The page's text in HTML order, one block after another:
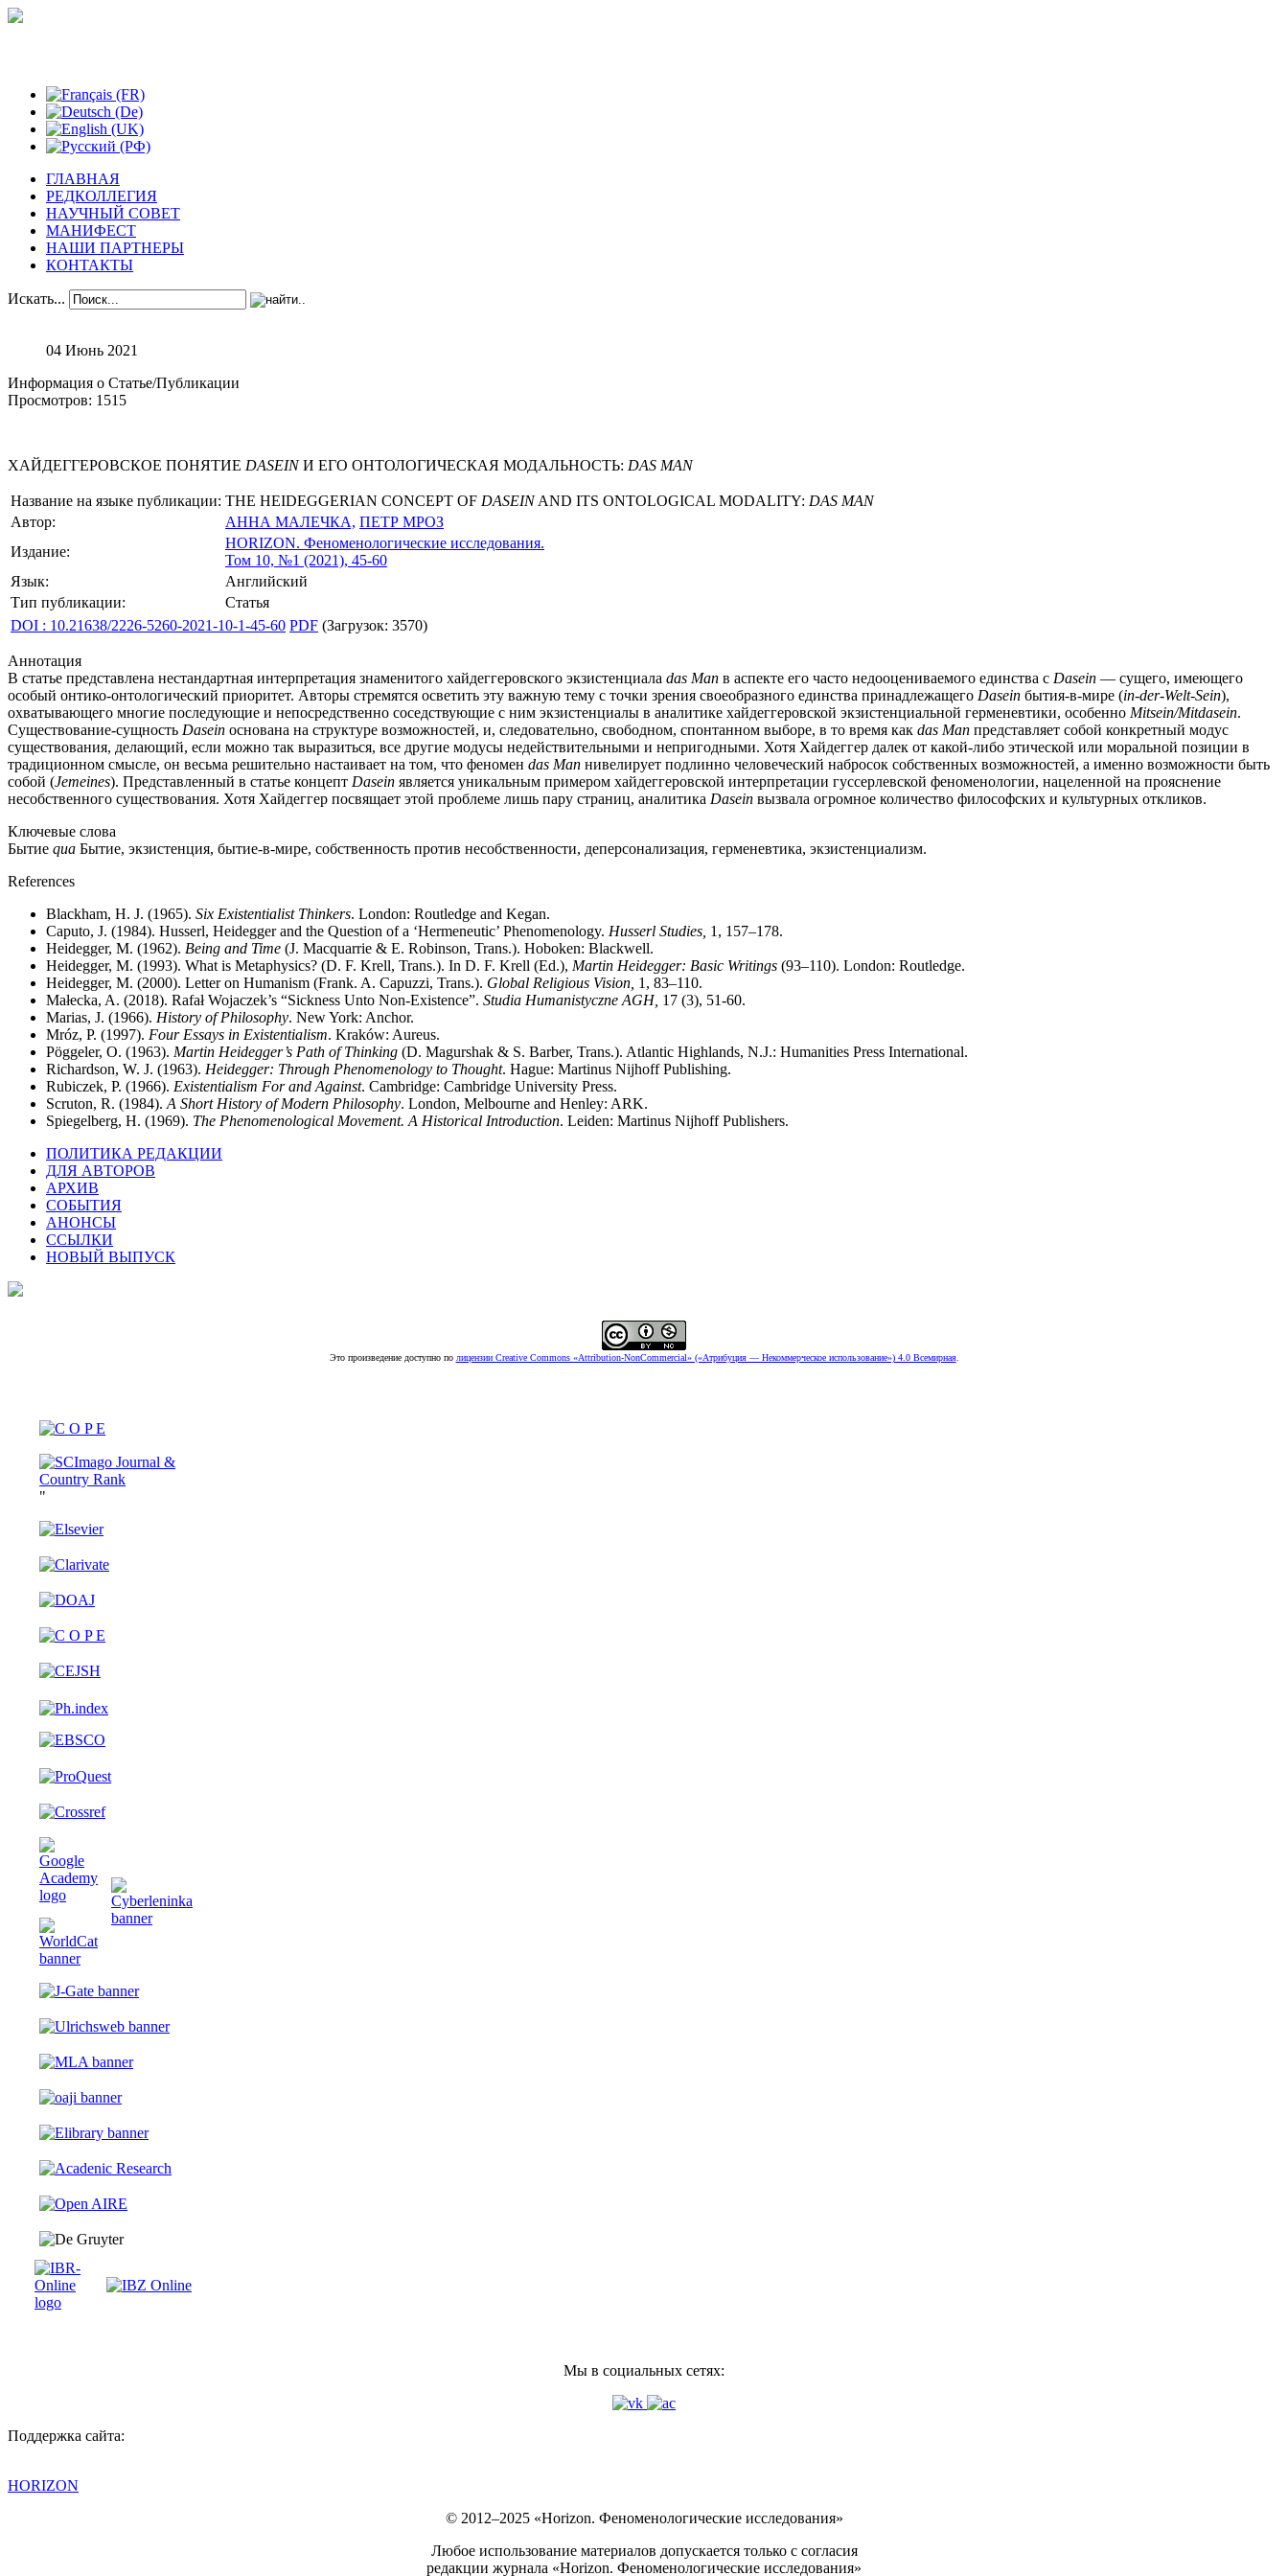
ГЛАВНАЯ
РЕДКОЛЛЕГИЯ
НАУЧНЫЙ СОВЕТ
МАНИФЕСТ
НАШИ ПАРТНЕРЫ
КОНТАКТЫ
Искать...
04 Июнь 2021
Информация о Статье/Публикации
Просмотров: 1515
ХАЙДЕГГЕРОВСКОЕ ПОНЯТИЕ DASEINИ ЕГО ОНТОЛОГИЧЕСКАЯ МОДАЛЬНОСТЬ: DAS MAN
Название на языке публикации: THE HEIDEGGERIAN CONCEPT OF DASEINAND ITS ONTOLOGICAL MODALITY: DAS MAN
Автор:
АННА МАЛЕЧКА, ПЕТР МРОЗ
Издание:
HORIZON. Феноменологические исследования.
Том 10, №1 (2021), 45-60
Язык:
Английский
Тип публикации:
Статья
DOI : 10.21638/2226-5260-2021-10-1-45-60 PDF (Загрузок: 3570)
Аннотация
В статье представлена нестандартная интерпретация знаменитого хайдеггеровского экзистенциала das Man в аспекте его часто недооцениваемого единства с Dasein — сущего, имеющего
особый онтико-онтологический приоритет. Авторы стремятся осветить эту важную тему с точки зрения своеобразного единства принадлежащего Dasein бытия-в-мире (in-der-Welt-Sein),
охватывающего многие последующие и непосредственно соседствующие с ним экзистенциалы в аналитике хайдеггеровской экзистенциальной герменевтики, особенно Mitsein/Mitdasein.
Существование-сущность Dasein основана на структуре возможностей, и, следовательно, свободном, спонтанном выборе, в то время как das Man представляет собой конкретный модус
существования, делающий, если можно так выразиться, все другие модусы недействительными и непригодными. Хотя Хайдеггер далек от какой-либо этической или моральной позиции в
традиционном смысле, он весьма решительно настаивает на том, что феномен das Man нивелирует подлинно человеческий набросок собственных возможностей, а именно возможности быть
собой (Jemeines). Представленный в статье концепт Dasein является уникальным примером хайдеггеровской интерпретации гуссерлевской феноменологии, нацеленной на прояснение
несобственного существования. Хотя Хайдеггер посвящает этой проблеме лишь пару страниц, аналитика Dasein вызвала огромное количество философских и культурных откликов.
Ключевые слова
Бытие qua Бытие, экзистенция, бытие-в-мире, собственность против несобственности, деперсонализация, герменевтика, экзистенциализм.
References
Blackham, H. J. (1965). Six Existentialist Thinkers. London: Routledge and Kegan.
Caputo, J. (1984). Husserl, Heidegger and the Question of a ‘Hermeneutic’ Phenomenology. Husserl Studies, 1, 157–178.
Heidegger, M. (1962). Being and Time (J. Macquarrie & E. Robinson, Trans.). Hoboken: Blackwell.
Heidegger, M. (1993). What is Metaphysics? (D. F. Krell, Trans.). In D. F. Krell (Ed.), Martin Heidegger: Basic Writings (93–110). London: Routledge.
Heidegger, M. (2000). Letter on Humanism (Frank. A. Capuzzi, Trans.). Global Religious Vision, 1, 83–110.
Małecka, A. (2018). Rafał Wojaczek’s “Sickness Unto Non-Existence”. Studia Humanistyczne AGH, 17 (3), 51-60.
Marias, J. (1966). History of Philosophy. New York: Anchor.
Mróz, P. (1997). Four Essays in Existentialism. Kraków: Aureus.
Pöggeler, O. (1963). Martin Heidegger’s Path of Thinking (D. Magurshak & S. Barber, Trans.). Atlantic Highlands, N.J.: Humanities Press International.
Richardson, W. J. (1963). Heidegger: Through Phenomenology to Thought. Hague: Martinus Nijhoff Publishing.
Rubiczek, P. (1966). Existentialism For and Against. Cambridge: Cambridge University Press.
Scruton, R. (1984). A Short History of Modern Philosophy. London, Melbourne and Henley: ARK.
Spiegelberg, H. (1969). The Phenomenological Movement. A Historical Introduction. Leiden: Martinus Nijhoff Publishers.
ПОЛИТИКА РЕДАКЦИИ
ДЛЯ АВТОРОВ
АРХИВ
СОБЫТИЯ
АНОНСЫ
ССЫЛКИ
НОВЫЙ ВЫПУСК
Это произведение доступно по лицензии Creative Commons «Attribution-NonCommercial» («Атрибуция — Некоммерческое использование») 4.0 Всемирная.
"
Мы в социальных сетях:
Поддержка сайта:
HORIZON
© 2012–2025 «Horizon. Феноменологические исследования»
Любое использование материалов допускается только с согласия
редакции журнала «Horizon. Феноменологические исследования»